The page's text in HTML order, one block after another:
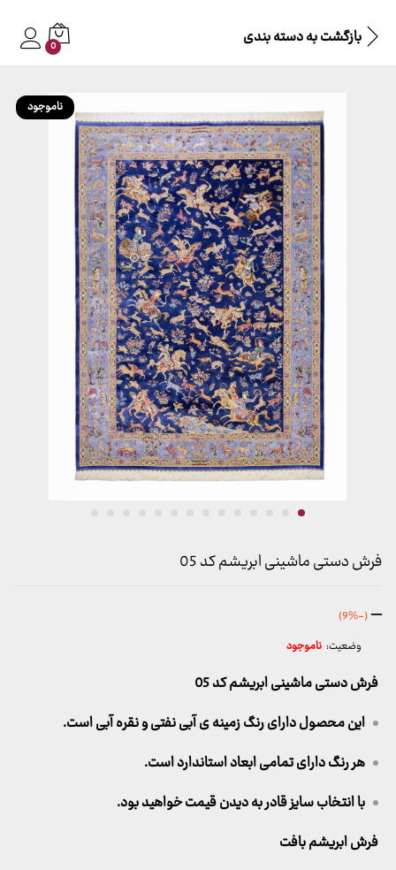
بازگشت بهدسته بندی 0
ناموجود
فرش دستی ماشینی ابریشم کد 05
–محدوده
قیمت:
1,707,000 تومان
تا
49,700,000 تومان
(-9%)
وضعیت: ناموجود
فرش دستی ماشینی ابریشم کد 05
این محصول دارای رنگ زمینه ی آبی نفتی و نقره آبی است.
هر رنگ دارای تمامی ابعاد استاندارد است.
با انتخاب سایز قادر به دیدن قیمت خواهید بود.
فرش ابریشم بافت